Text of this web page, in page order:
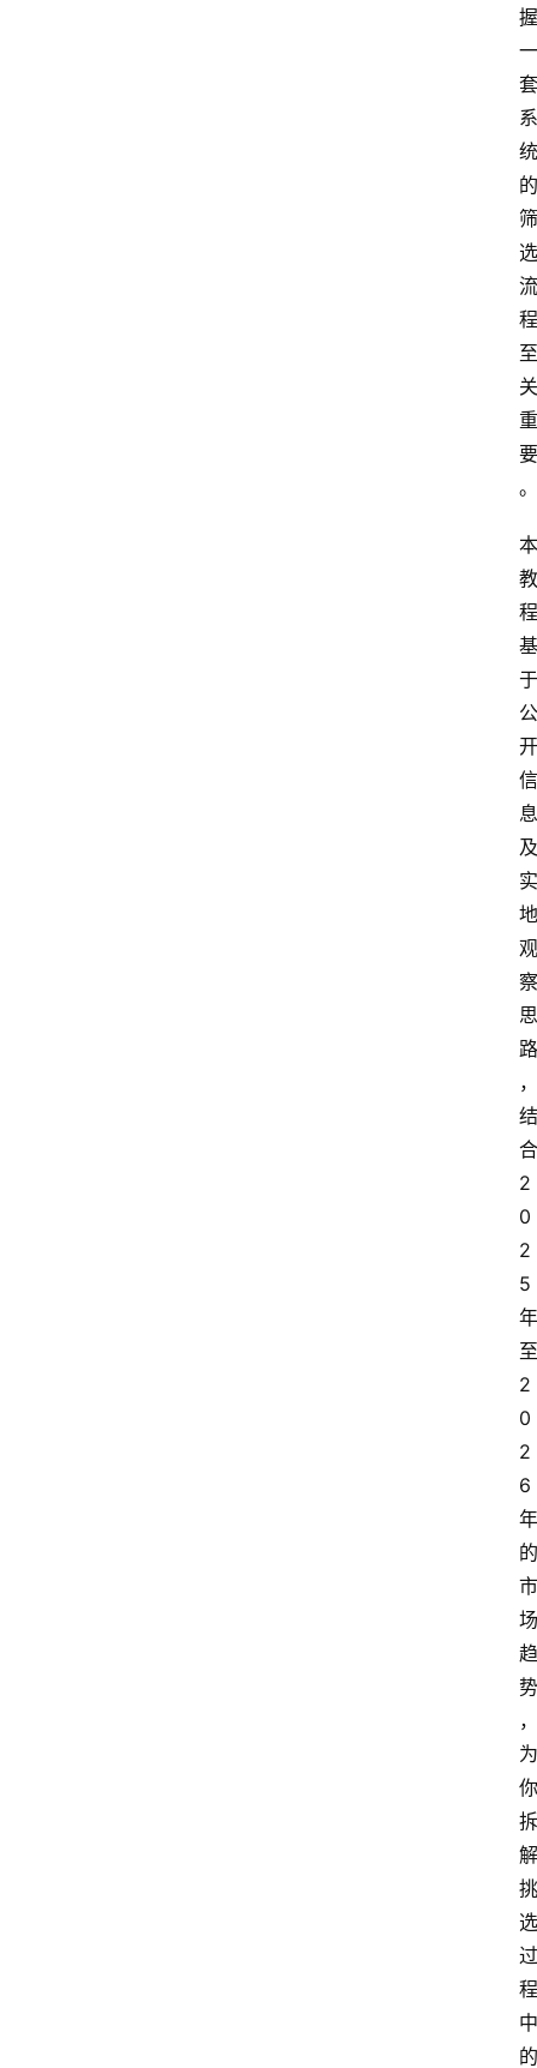
握
一
套
系
统
的
筛
选
流
程
至
关
重
要
。
本
教
程
基
于
公
开
信
息
及
实
地
观
察
思
路
，
结
合
2
0
2
5
年
至
2
0
2
6
年
的
市
场
趋
势
，
为
你
拆
解
挑
选
过
程
中
的